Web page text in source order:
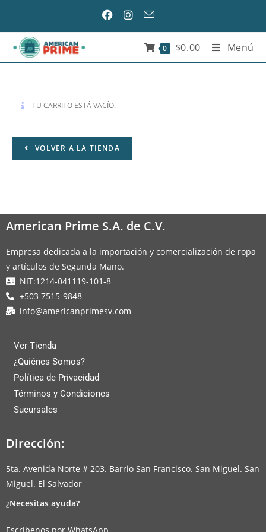
0 $0.00 Menú
TU CARRITO ESTÁ VACÍO.
VOLVER A LA TIENDA
American Prime S.A. de C.V.
Empresa dedicada a la importación y comercialización de ropa
y artículos de Segunda Mano.
NIT:1214-041119-101-8
+503 7515-9848
info@americanprimesv.com
Ver Tienda
¿Quiénes Somos?
Política de Privacidad
Términos y Condiciones
Sucursales
Dirección:
5ta. Avenida Norte # 203. Barrio San Francisco. San Miguel. San
Miguel. El Salvador
¿Necesitas ayuda?